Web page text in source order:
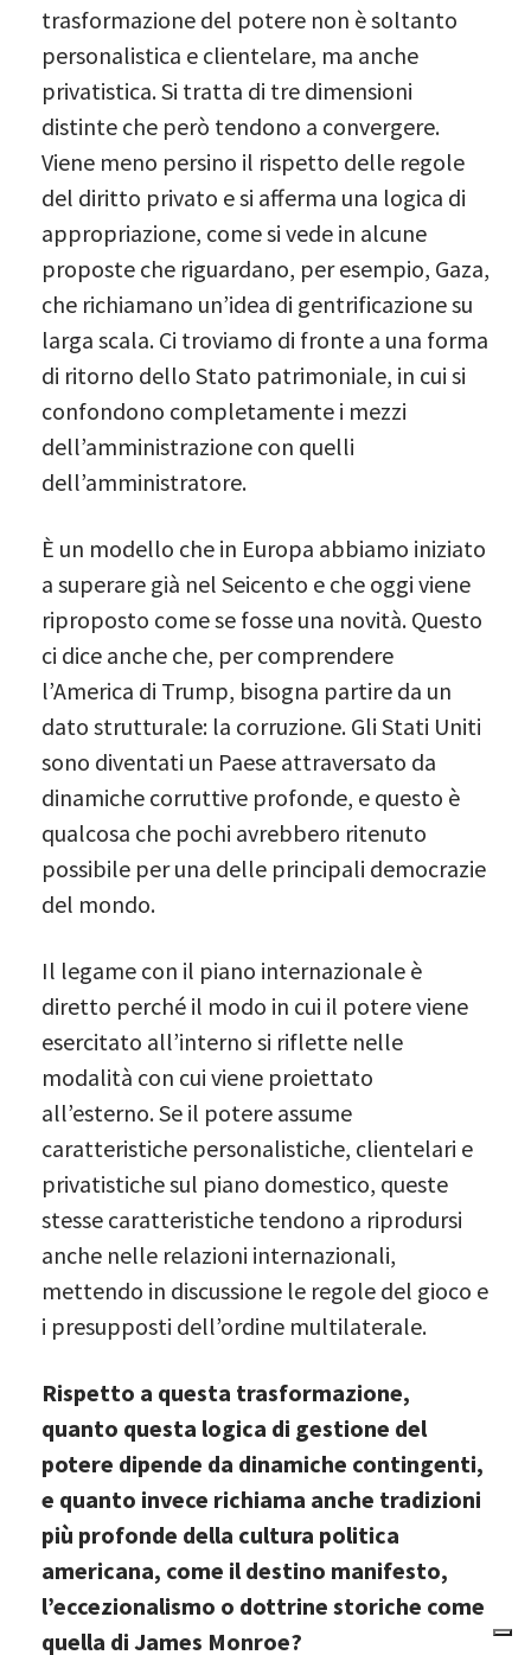
trasformazione del potere non è soltanto
personalistica e clientelare, ma anche
privatistica. Si tratta di tre dimensioni
distinte che però tendono a convergere.
Viene meno persino il rispetto delle regole
del diritto privato e si afferma una logica di
appropriazione, come si vede in alcune
proposte che riguardano, per esempio, Gaza,
che richiamano un’idea di gentrificazione su
larga scala. Ci troviamo di fronte a una forma
di ritorno dello Stato patrimoniale, in cui si
confondono completamente i mezzi
dell’amministrazione con quelli
dell’amministratore.
È un modello che in Europa abbiamo iniziato
a superare già nel Seicento e che oggi viene
riproposto come se fosse una novità. Questo
ci dice anche che, per comprendere
l’America di Trump, bisogna partire da un
dato strutturale: la corruzione. Gli Stati Uniti
sono diventati un Paese attraversato da
dinamiche corruttive profonde, e questo è
qualcosa che pochi avrebbero ritenuto
possibile per una delle principali democrazie
del mondo.
Il legame con il piano internazionale è
diretto perché il modo in cui il potere viene
esercitato all’interno si riflette nelle
modalità con cui viene proiettato
all’esterno. Se il potere assume
caratteristiche personalistiche, clientelari e
privatistiche sul piano domestico, queste
stesse caratteristiche tendono a riprodursi
anche nelle relazioni internazionali,
mettendo in discussione le regole del gioco e
i presupposti dell’ordine multilaterale.
Rispetto a questa trasformazione,
quanto questa logica di gestione del
potere dipende da dinamiche contingenti,
e quanto invece richiama anche tradizioni
più profonde della cultura politica
americana, come il destino manifesto,
l’eccezionalismo o dottrine storiche come
quella di James Monroe?